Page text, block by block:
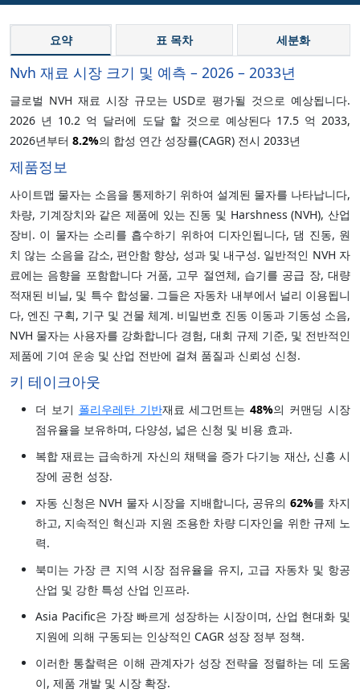
요약 표 목차 세분화
Nvh 재료 시장 크기 및 예측 – 2026 – 2033년
글로벌 NVH 재료 시장 규모는 USD로 평가될 것으로 예상됩니다.
2026 년 10.2 억 달러에 도달 할 것으로 예상된다 17.5 억 2033,
2026년부터 8.2%의 합성 연간 성장률(CAGR) 전시 2033년
제품정보
사이트맵 물자는 소음을 통제하기 위하여 설계된 물자를 나타납니다,
차량, 기계장치와 같은 제품에 있는 진동 및 Harshness (NVH), 산업
장비. 이 물자는 소리를 흡수하기 위하여 디자인됩니다, 댐 진동, 원
치 않는 소음을 감소, 편안함 향상, 성과 및 내구성. 일반적인 NVH 자
료에는 음향을 포함합니다 거품, 고무 절연체, 습기를 공급 장, 대량
적재된 비닐, 및 특수 합성물. 그들은 자동차 내부에서 널리 이용됩니
다, 엔진 구획, 기구 및 건물 체계. 비밀번호 진동 이동과 기동성 소음,
NVH 물자는 사용자를 강화합니다 경험, 대회 규제 기준, 및 전반적인
제품에 기여 운송 및 산업 전반에 걸쳐 품질과 신뢰성 신청.
키 테이크아웃
더 보기 폴리우레탄 기반재료 세그먼트는48%의 커맨딩 시장
점유율을 보유하며, 다양성, 넓은 신청 및 비용 효과.
복합 재료는 급속하게 자신의 채택을 증가 다기능 재산, 신흥 시
장에 공헌 성장.
자동 신청은 NVH 물자 시장을 지배합니다, 공유의 62%를 차지
하고, 지속적인 혁신과 지원 조용한 차량 디자인을 위한 규제 노
력.
북미는 가장 큰 지역 시장 점유율을 유지, 고급 자동차 및 항공
산업 및 강한 특성 산업 인프라.
Asia Pacific은 가장 빠르게 성장하는 시장이며, 산업 현대화 및
지원에 의해 구동되는 인상적인 CAGR 성장 정부 정책.
이러한 통찰력은 이해 관계자가 성장 전략을 정렬하는 데 도움
이, 제품 개발 및 시장 확장.